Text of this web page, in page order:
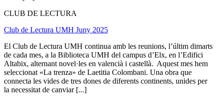
CLUB DE LECTURA
Club de Lectura UMH Juny 2025
El Club de Lectura UMH continua amb les reunions, l’últim dimarts
de cada mes, a la Biblioteca UMH del campus d’Elx, en l’Edifici
Altabix, alternant novel·les en valencià i castellà. Aquest mes hem
seleccionat «La trenza» de Laetitia Colombani. Una obra que
connecta les vides de tres dones de diferents continents, unides per
la necessitat de canviar [...]